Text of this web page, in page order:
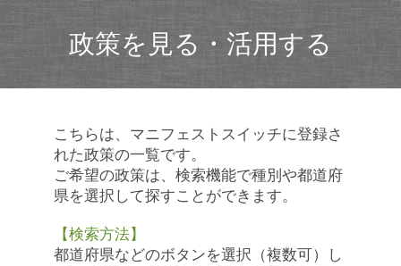
政策を見る・活用する
こちらは、マニフェストスイッチに登録さ
れた政策の一覧です。
ご希望の政策は、検索機能で種別や都道府
県を選択して探すことができます。
【検索方法】
都道府県などのボタンを選択（複数可）し